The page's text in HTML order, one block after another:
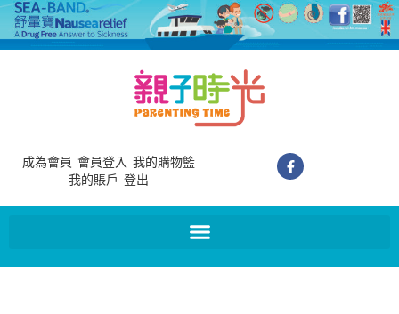
成為會員 會員登入 我的購物籃
我的賬戶 登出